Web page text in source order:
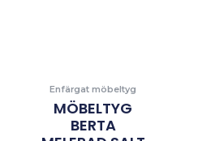
Enfärgat möbeltyg
MÖBELTYG
BERTA